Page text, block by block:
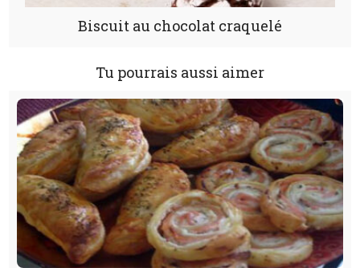
Biscuit au chocolat craquelé
Tu pourrais aussi aimer